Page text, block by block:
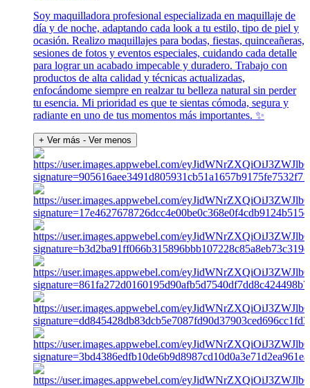
Soy maquilladora profesional especializada en maquillaje de
día y de noche, adaptando cada look a tu estilo, tipo de piel y
ocasión. Realizo maquillajes para bodas, fiestas, quinceañeras,
sesiones de fotos y eventos especiales, cuidando cada detalle
para lograr un acabado impecable y duradero. Trabajo con
productos de alta calidad y técnicas actualizadas,
enfocándome siempre en realzar tu belleza natural sin perder
tu esencia. Mi prioridad es que te sientas cómoda, segura y
radiante en uno de tus momentos más importantes. ✨
+ Ver más - Ver menos